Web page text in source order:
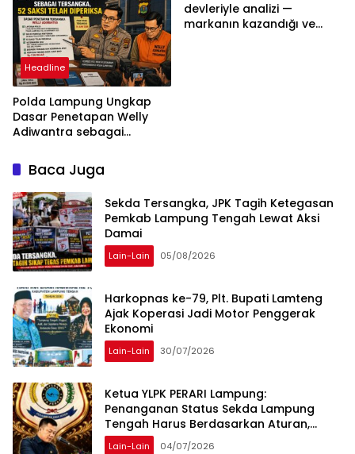
Bukan Tekanan Opini
Headline
Polda Lampung Ungkap
Dasar Penetapan Welly
Adiwantra sebagai
Diperiksa
devleriyle analizi —
markanın kazandığı ve
Baca Juga
Sekda Tersangka, JPK Tagih Ketegasan
Pemkab Lampung Tengah Lewat Aksi
Damai
Lain-Lain 05/08/2026
Harkopnas ke-79, Plt. Bupati Lamteng
Ajak Koperasi Jadi Motor Penggerak
Ekonomi
Lain-Lain 30/07/2026
Ketua YLPK PERARI Lampung:
Penanganan Status Sekda Lampung
Tengah Harus Berdasarkan Aturan,
Bukan Tekanan Opini
Lain-Lain 04/07/2026